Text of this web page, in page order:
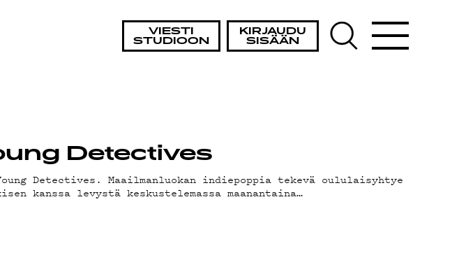
VIESTI
STUDIOON
KIRJAUDU
SISÄÄN
Detectives
Detectives. Maailmanluokan indiepoppia tekevä oululaisyhtye
kanssa levystä keskustelemassa maanantaina…